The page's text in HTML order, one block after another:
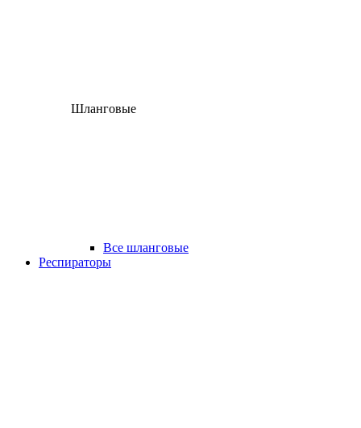
Шланговые
Все шланговые
Респираторы